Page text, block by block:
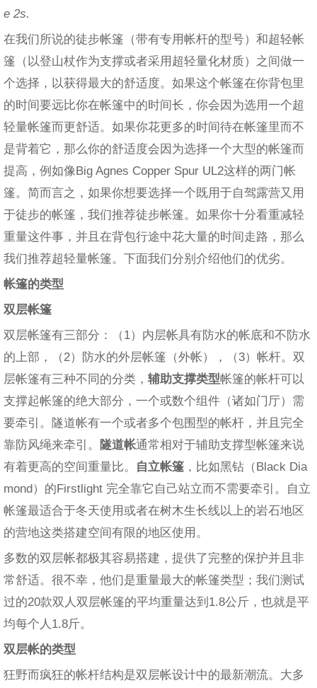
e 2s.
在我们所说的徒步帐篷（带有专用帐杆的型号）和超轻帐
篷（以登山杖作为支撑或者采用超轻量化材质）之间做一
个选择，以获得最大的舒适度。如果这个帐篷在你背包里
的时间要远比你在帐篷中的时间长，你会因为选用一个超
轻量帐篷而更舒适。如果你花更多的时间待在帐篷里而不
是背着它，那么你的舒适度会因为选择一个大型的帐篷而
提高，例如像Big Agnes Copper Spur UL2这样的两门帐
篷。简而言之，如果你想要选择一个既用于自驾露营又用
于徒步的帐篷，我们推荐徒步帐篷。如果你十分看重减轻
重量这件事，并且在背包行途中花大量的时间走路，那么
我们推荐超轻量帐篷。下面我们分别介绍他们的优劣。
帐篷的类型
双层帐篷
双层帐篷有三部分：（1）内层帐具有防水的帐底和不防水
的上部，（2）防水的外层帐篷（外帐），（3）帐杆。双
层帐篷有三种不同的分类， 辅助支撑类型帐篷的帐杆可以
支撑起帐篷的绝大部分，一个或数个组件（诸如门厅）需
要牵引。隧道帐有一个或者多个包围型的帐杆，并且完全
靠防风绳来牵引。 隧道帐通常相对于辅助支撑型帐篷来说
有着更高的空间重量比。 自立帐篷 ，比如黑钻（Black Dia
mond）的Firstlight 完全靠它自己站立而不需要牵引。自立
帐篷最适合于冬天使用或者在树木生长线以上的岩石地区
的营地这类搭建空间有限的地区使用。
多数的双层帐都极其容易搭建，提供了完整的保护并且非
常舒适。很不幸，他们是重量最大的帐篷类型；我们测试
过的20款双人双层帐篷的平均重量达到1.8公斤，也就是平
均每个人1.8斤。
双层帐的类型
狂野而疯狂的帐杆结构是双层帐设计中的最新潮流。大多